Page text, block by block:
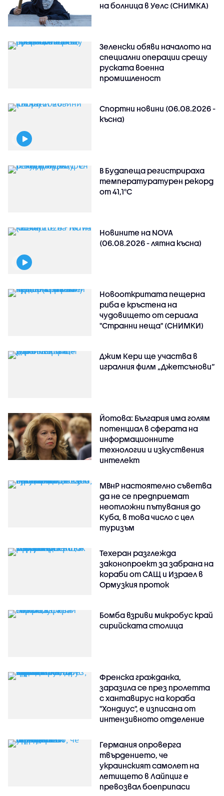
на болница в Уелс (СНИМКА)
Зеленски обяви началото на
специални операции срещу
руската военна
промишленост
Спортни новини (06.08.2026 -
късна)
В Будапеща регистрираха
температуратурен рекорд
от 41,1°C
Новините на NOVA
(06.08.2026 - лятна късна)
Новооткритата пещерна
риба е кръстена на
чудовището от сериала
"Странни неща" (СНИМКИ)
Джим Кери ще участва в
игралния филм „Джетсънови“
Йотова: България има голям
потенциал в сферата на
информационните
технологии и изкуствения
интелект
МВнР настоятелно съветва
да не се предприемат
неотложни пътувания до
Куба, в това число с цел
туризъм
Техеран разглежда
законопроект за забрана на
кораби от САЩ и Израел в
Ормузкия проток
Бомба взриви микробус край
сирийската столица
Френска гражданка,
заразила се през пролетта
с хантавирус на кораба
"Хондиус", е изписана от
интензивното отделение
Германия опроверга
твърдението, че
украинският самолет на
летището в Лайпциг е
превозвал боеприпаси